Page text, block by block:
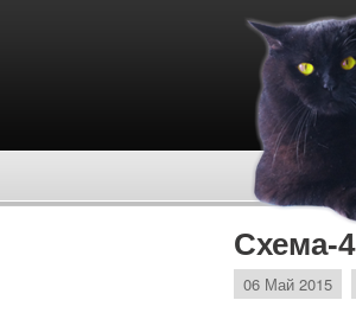
Схема-4
06 Май 2015